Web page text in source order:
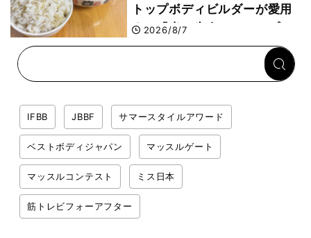
トップボディビルダーが愛用
する「米＋牛肉」のシンプル
回復メシとは？
2026/8/7
IFBB JBBF サマースタイルアワード
ベストボディジャパン マッスルゲート
マッスルコンテスト ミス日本
筋トレビフォーアフター